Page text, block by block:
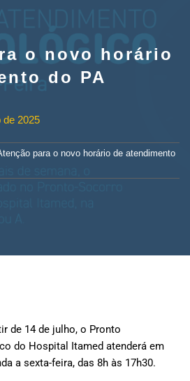
o novo horário
do PA
de 2025
para o novo horário de atendimento
de 14 de julho, o Pronto
do Hospital Itamed atenderá em
a sexta-feira, das 8h às 17h30.